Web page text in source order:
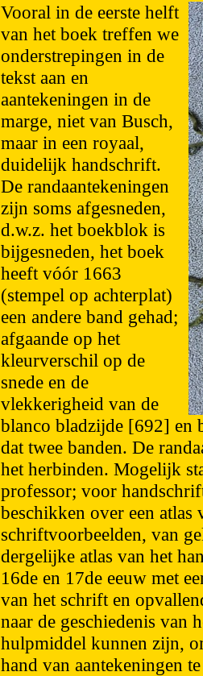
Vooral in de eerste helft
van het boek treffen we
onderstrepingen in de
tekst aan en
aantekeningen in de
marge, niet van Busch,
maar in een royaal,
duidelijk handschrift.
De randaantekeningen
zijn soms afgesneden,
d.w.z. het boekblok is
bijgesneden, het boek
heeft vóór 1663
(stempel op achterplat)
een andere band gehad;
afgaande op het
kleurverschil op de
snede en de
vlekkerigheid van de
blanco bladzijde [692] en
dat twee banden. De
het herbinden. Mogelijk
professor; voor
beschikken over een atlas
schriftvoorbeelden, van
dergelijke atlas van het
16de en 17de eeuw met
van het schrift en
naar de geschiedenis van
hulpmiddel kunnen zijn,
hand van aantekeningen